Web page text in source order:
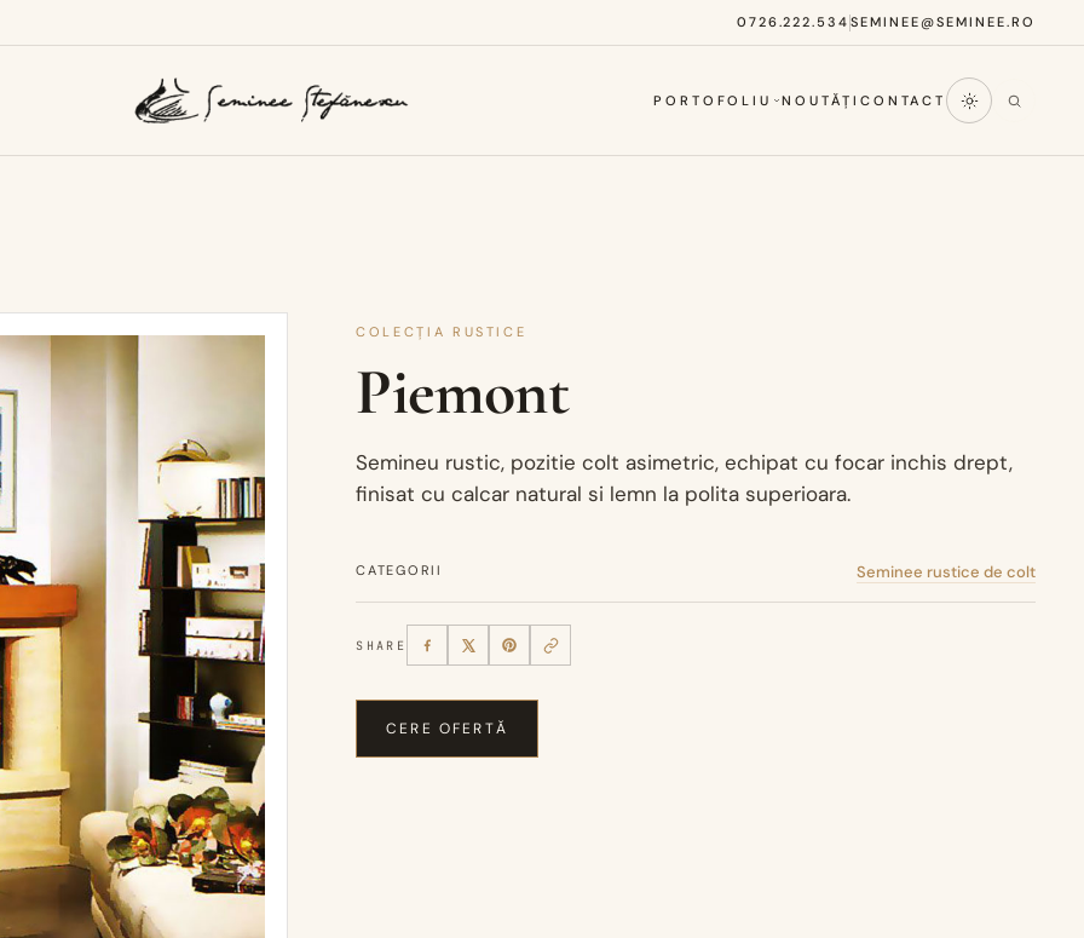
0726.222.534 SEMINEE@SEMINEE.RO
PORTOFOLIU NOUTĂȚI CONTACT
COLECȚIA RUSTICE
Piemont
Semineu rustic, pozitie colt asimetric, echipat cu focar inchis drept,
finisat cu calcar natural si lemn la polita superioara.
CATEGORII Seminee rustice de colt
SHARE
CERE OFERTĂ